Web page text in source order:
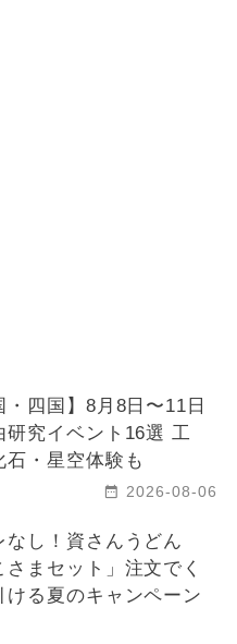
日帰り
夏休み（涼しい）
ビュッフェ
マス
・四国】8月8日〜11日
研究イベント16選 工
石・星空体験も
2026-08-06
なし！資さんうどん
さまセット」注文でく
ける夏のキャンペーン